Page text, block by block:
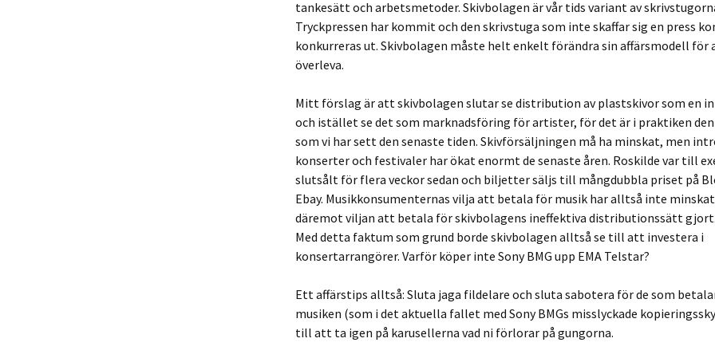
tankesätt och arbetsmetoder. Skivbolagen är vår tids variant av
Tryckpressen har kommit och den skrivstuga som inte skaffar sig en press
konkurreras ut. Skivbolagen måste helt enkelt förändra sin affärsmodell för
överleva.
Mitt förslag är att skivbolagen slutar se distribution av plastskivor som en
och istället se det som marknadsföring för artister, för det är i praktiken
som vi har sett den senaste tiden. Skivförsäljningen må ha minskat, men
konserter och festivaler har ökat enormt de senaste åren. Roskilde var till
slutsålt för flera veckor sedan och biljetter säljs till mångdubbla priset på
Ebay. Musikkonsumenternas vilja att betala för musik har alltså inte
däremot viljan att betala för skivbolagens ineffektiva distributionssätt
Med detta faktum som grund borde skivbolagen alltså se till att investera i
konsertarrangörer. Varför köper inte Sony BMG upp EMA Telstar?
Ett affärstips alltså: Sluta jaga fildelare och sluta sabotera för de som
musiken (som i det aktuella fallet med Sony BMGs misslyckade
till att ta igen på karusellerna vad ni förlorar på gungorna.